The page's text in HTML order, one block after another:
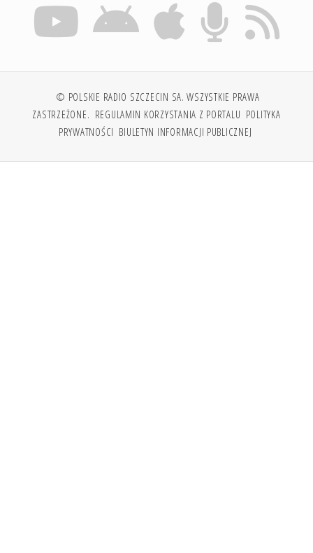
© POLSKIE RADIO SZCZECIN SA. WSZYSTKIE PRAWA
ZASTRZEŻONE. REGULAMIN KORZYSTANIA Z PORTALU POLITYKA
PRYWATNOŚCI BIULETYN INFORMACJI PUBLICZNEJ